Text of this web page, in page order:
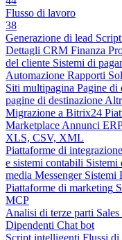
Flusso di lavoro
38
Generazione di lead
Dettagli CRM Finanza
del cliente Sistemi di
Automazione Rapporti
Siti multipagina Pagine di
pagine di destinazione
Migrazione a Bitrix24
Marketplace Annunci
XLS, CSV, XML
Piattaforme di integrazione
e sistemi contabili Sistemi
media Messenger Sistemi
Piattaforme di marketing
MCP
Analisi di terze parti
Dipendenti Chat bot
Script intelligenti Flussi di